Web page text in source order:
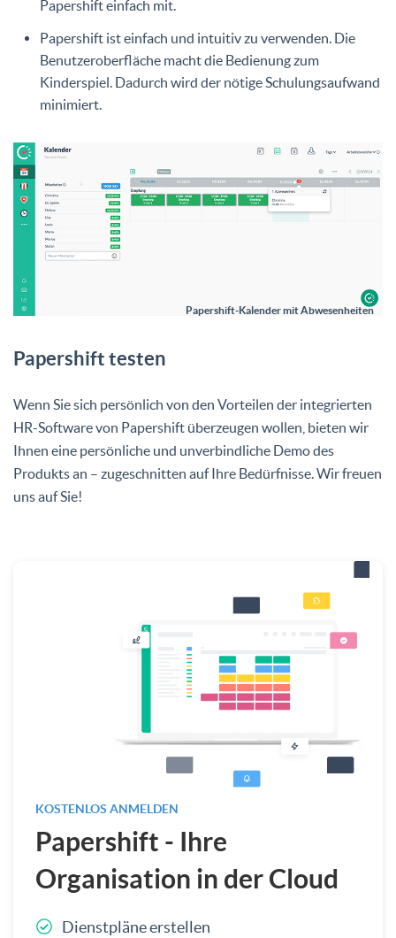
Papershift einfach mit.
Papershift ist einfach und intuitiv zu verwenden. Die
Benutzeroberfläche macht die Bedienung zum
Kinderspiel. Dadurch wird der nötige Schulungsaufwand
minimiert.
Papershift-Kalender mit Abwesenheiten
Papershift testen
Wenn Sie sich persönlich von den Vorteilen der integrierten
HR-Software von Papershift überzeugen wollen, bieten wir
Ihnen eine persönliche und unverbindliche Demo des
Produkts an – zugeschnitten auf Ihre Bedürfnisse. Wir freuen
uns auf Sie!
KOSTENLOS ANMELDEN
Papershift - Ihre
Organisation in der Cloud
Dienstpläne erstellen